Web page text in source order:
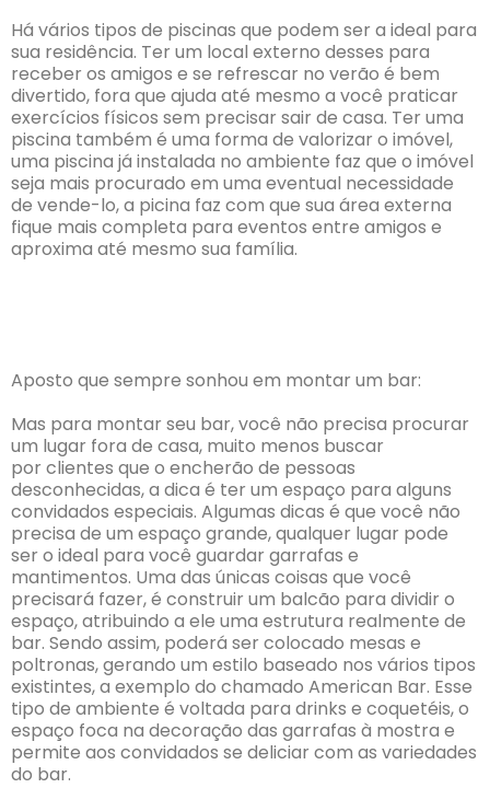
Há vários tipos de piscinas que podem ser a ideal para
sua residência. Ter um local externo desses para
receber os amigos e se refrescar no verão é bem
divertido, fora que ajuda até mesmo a você praticar
exercícios físicos sem precisar sair de casa. Ter uma
piscina também é uma forma de valorizar o imóvel,
uma piscina já instalada no ambiente faz que o imóvel
seja mais procurado em uma eventual necessidade
de vende-lo, a picina faz com que sua área externa
fique mais completa para eventos entre amigos e
aproxima até mesmo sua família.
Aposto que sempre sonhou em montar um bar:
Mas para montar seu bar, você não precisa procurar
um lugar fora de casa, muito menos buscar
por clientes que o encherão de pessoas
desconhecidas, a dica é ter um espaço para alguns
convidados especiais. Algumas dicas é que você não
precisa de um espaço grande, qualquer lugar pode
ser o ideal para você guardar garrafas e
mantimentos. Uma das únicas coisas que você
precisará fazer, é construir um balcão para dividir o
espaço, atribuindo a ele uma estrutura realmente de
bar. Sendo assim, poderá ser colocado mesas e
poltronas, gerando um estilo baseado nos vários tipos
existintes, a exemplo do chamado American Bar. Esse
tipo de ambiente é voltada para drinks e coquetéis, o
espaço foca na decoração das garrafas à mostra e
permite aos convidados se deliciar com as variedades
do bar.